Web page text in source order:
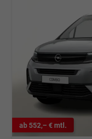
ab 552,– € mtl.